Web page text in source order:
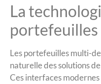
La
Les portefeuilles multi-
naturelle des solutions
Ces interfaces